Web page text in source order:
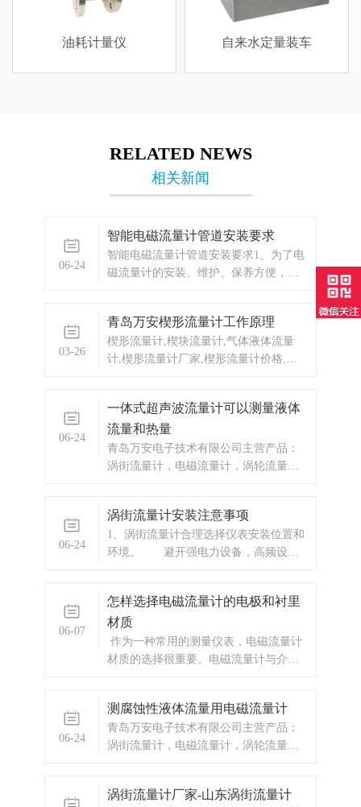
油耗计量仪 自来水定量装车
RELATED NEWS
相关新闻
06-24
智能电磁流量计管道安装要求
智能电磁流量计管道安装要求1、为了电
磁流量计的安装、维护、保养方便，电
设备高温辐射的场所3、流量计应安装在
室内，如安装在室外，应避免阳光直
射，必要时请安装防晒防水装置4、避免
03-26
青岛万安楔形流量计工作原理
楔形流量计,楔块流量计,气体液体流量
计,楔形流量计厂家,楔形流量计价格,气
06-24
一体式超声波流量计可以测量液体
流量和热量
青岛万安电子技术有限公司主营产品：
涡街流量计，电磁流量计，涡轮流量
等，以及承接电气自动化项目。
06-24
涡街流量计安装注意事项
1、涡街流量计合理选择仪表安装位置和
环境。 避开强电力设备，高频设
腐蚀 环境。2、涡街流量计上下要有必
要的直管段。 若传感器设备点的上
游在同一平面上有二个90。弯头，则：
上游直管
06-07
怎样选择电磁流量计的电极和衬里
材质
作为一种常用的测量仪表，电磁流量计
材质的选择很重要。电磁流量计与介质
极以及衬里材料。
06-24
测腐蚀性液体流量用电磁流量计
青岛万安电子技术有限公司主营产品：
涡街流量计，电磁流量计，涡轮流量
预付费，显示仪表，热量表，差压式仪
涡街流量计厂家-山东涡街流量计